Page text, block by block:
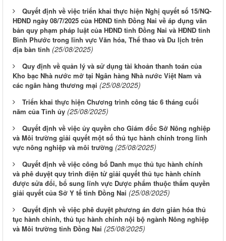
Quyết định về việc triển khai thực hiện Nghị quyết số 15/NQ-
HĐND ngày 08/7/2025 của HĐND tỉnh Đồng Nai về áp dụng văn
bản quy phạm pháp luật của HĐND tỉnh Đồng Nai và HĐND tỉnh
Bình Phước trong lĩnh vực Văn hóa, Thể thao và Du lịch trên
địa bàn tỉnh (25/08/2025)
Quy định về quản lý và sử dụng tài khoản thanh toán của
Kho bạc Nhà nước mở tại Ngân hàng Nhà nước Việt Nam và
các ngân hàng thương mại (25/08/2025)
Triển khai thực hiện Chương trình công tác 6 tháng cuối
năm của Tỉnh ủy (25/08/2025)
Quyết định về việc ủy quyền cho Giám đốc Sở Nông nghiệp
và Môi trường giải quyết một số thủ tục hành chính trong lĩnh
vực nông nghiệp và môi trường (25/08/2025)
Quyết định về việc công bố Danh mục thủ tục hành chính
và phê duyệt quy trình điện tử giải quyết thủ tục hành chính
được sửa đổi, bổ sung lĩnh vực Dược phẩm thuộc thẩm quyền
giải quyết của Sở Y tế tỉnh Đồng Nai (25/08/2025)
Quyết định về việc phê duyệt phương án đơn giản hóa thủ
tục hành chính, thủ tục hành chính nội bộ ngành Nông nghiệp
và Môi trường tỉnh Đồng Nai (25/08/2025)